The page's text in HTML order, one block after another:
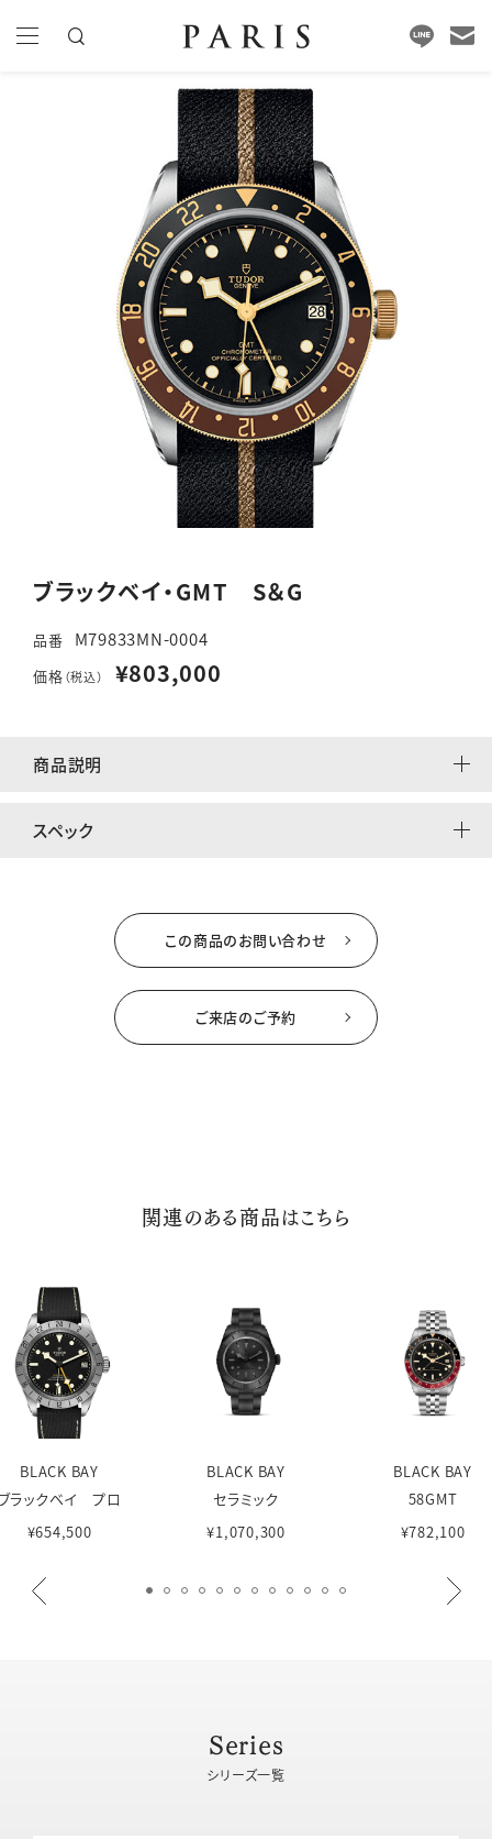
ブラックベイ・GMT S＆G
品番 M79833MN-0004
価格（税込） ¥803,000
商品説明
スペック
この商品のお問い合わせ
ご来店のご予約
関連のある商品はこちら
BLACK BAY
ラックベイ プロ
¥654,500
BLACK BAY
セラミック
¥1,070,300
BLACK BAY
58GMT
¥782,100
Series
シリーズ一覧